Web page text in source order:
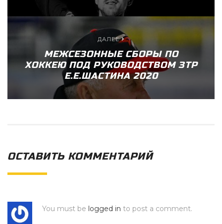
ДАЛЕЕ
МЕЖСЕЗОННЫЕ СБОРЫ ПО
ХОККЕЮ ПОД РУКОВОДСТВОМ ЗТР
Е.Е.ШАСТИНА 2020
ОСТАВИТЬ КОММЕНТАРИЙ
You must be logged in to post a comment.